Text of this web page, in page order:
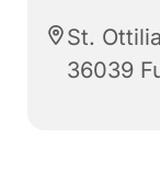
St.
36039